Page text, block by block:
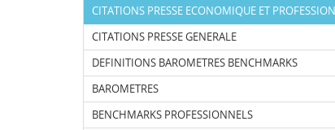
CITATIONS PRESSE ECONOMIQUE ET
CITATIONS PRESSE GENERALE
DEFINITIONS BAROMETRES BENCHMARKS
BAROMETRES
BENCHMARKS PROFESSIONNELS